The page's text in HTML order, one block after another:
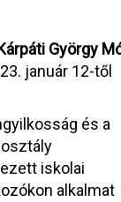
György
január 12-től
és a
iskolai
alkalmat